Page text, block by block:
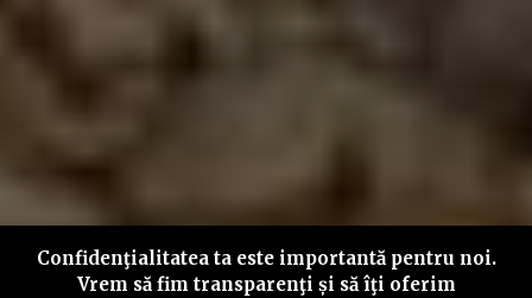
Confidenţialitatea ta este importantă pentru noi.
Vrem să fim transparenţi și să îţi oferim